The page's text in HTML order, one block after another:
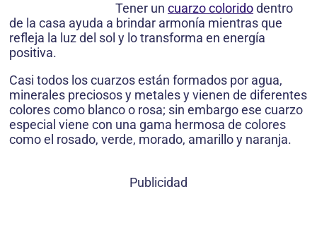
Tener un cuarzo coloridodentro
de la casa ayuda a brindar armonía mientras que
refleja la luz del sol y lo transforma en energía
positiva.
Casi todos los cuarzos están formados por agua,
minerales preciosos y metales y vienen de diferentes
colores como blanco o rosa; sin embargo ese cuarzo
especial viene con una gama hermosa de colores
como el rosado, verde, morado, amarillo y naranja.
Publicidad